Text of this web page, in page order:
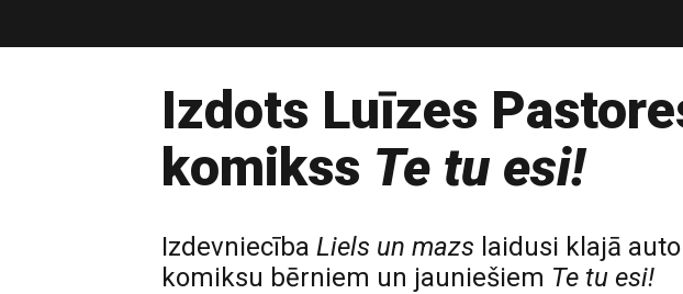
Izdots Luīzes
komikss Te tu esi!
Izdevniecība Liels un mazs laidusi klajā
komiksu bērniem un jauniešiem Te tu esi!